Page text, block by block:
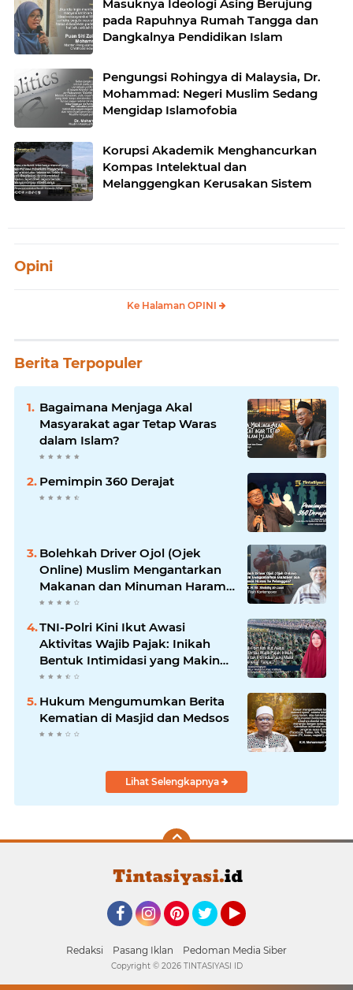
Masuknya Ideologi Asing Berujung
pada Rapuhnya Rumah Tangga dan
Dangkalnya Pendidikan Islam
Pengungsi Rohingya di Malaysia, Dr.
Mohammad: Negeri Muslim Sedang
Mengidap Islamofobia
Korupsi Akademik Menghancurkan
Kompas Intelektual dan
Melanggengkan Kerusakan Sistem
Opini
Ke Halaman OPINI
Berita Terpopuler
Bagaimana Menjaga Akal
Masyarakat agar Tetap Waras
dalam Islam?
Pemimpin 360 Derajat
Bolehkah Driver Ojol (Ojek
Online) Muslim Mengantarkan
Makanan dan Minuman Haram
ke Pelanggan?
TNI-Polri Kini Ikut Awasi
Aktivitas Wajib Pajak: Inikah
Bentuk Intimidasi yang Makin
Menekan Rakyat?
Hukum Mengumumkan Berita
Kematian di Masjid dan Medsos
Lihat Selengkapnya
Redaksi Pasang Iklan Pedoman Media Siber
Copyright © 2026 TINTASIYASI ID